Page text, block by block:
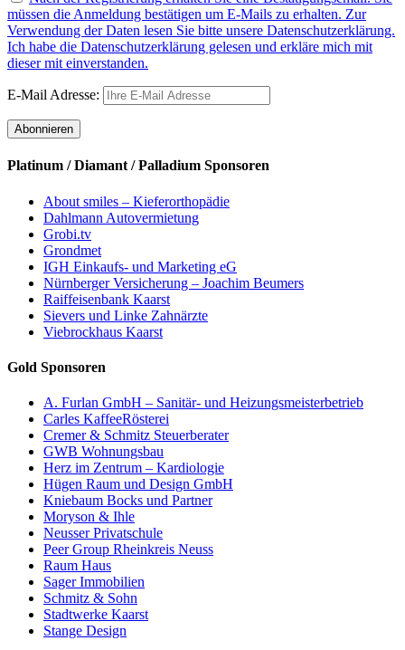
müssen die Anmeldung bestätigen um E-Mails zu erhalten. Zur
Verwendung der Daten lesen Sie bitte unsere Datenschutzerklärung.
Ich habe die Datenschutzerklärung gelesen und erkläre mich mit
dieser mit einverstanden.
E-Mail Adresse:
Platinum / Diamant / Palladium Sponsoren
About smiles – Kieferorthopädie
Dahlmann Autovermietung
Grobi.tv
Grondmet
IGH Einkaufs- und Marketing eG
Nürnberger Versicherung – Joachim Beumers
Raiffeisenbank Kaarst
Sievers und Linke Zahnärzte
Viebrockhaus Kaarst
Gold Sponsoren
A. Furlan GmbH – Sanitär- und Heizungsmeisterbetrieb
Carles KaffeeRösterei
Cremer & Schmitz Steuerberater
GWB Wohnungsbau
Herz im Zentrum – Kardiologie
Hügen Raum und Design GmbH
Kniebaum Bocks und Partner
Moryson & Ihle
Neusser Privatschule
Peer Group Rheinkreis Neuss
Raum Haus
Sager Immobilien
Schmitz & Sohn
Stadtwerke Kaarst
Stange Design